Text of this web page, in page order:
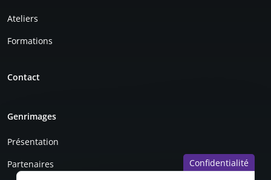
Ateliers
Formations
Contact
Genrimages
Présentation
Partenaires
Confidentialité